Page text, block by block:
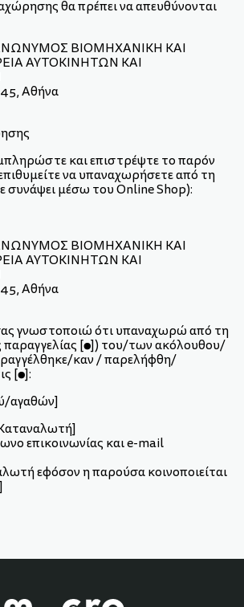
θα πρέπει να απευθύνονται
ΑΝΩΝΥΜΟΣ ΒΙΟΜΗΧΑΝΙΚΗ ΚΑΙ
ΑΥΤΟΚΙΝΗΤΩΝ ΚΑΙ
45, Αθήνα
και επιστρέψτε το παρόν
να υπαναχωρήσετε από τη
συνάψει μέσω του Οnline Shop):
ΑΝΩΝΥΜΟΣ ΒΙΟΜΗΧΑΝΙΚΗ ΚΑΙ
ΑΥΤΟΚΙΝΗΤΩΝ ΚΑΙ
45, Αθήνα
γνωστοποιώ ότι υπαναχωρώ από τη
παραγγελίας [●]) του/των ακόλουθου/
καν / παρελήφθη/
[●]:
αγαθών]
επικοινωνίας και e-mail
εφόσον η παρούσα κοινοποιείται